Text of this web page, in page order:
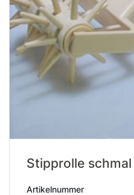
Stipprolle
Artikelnummer